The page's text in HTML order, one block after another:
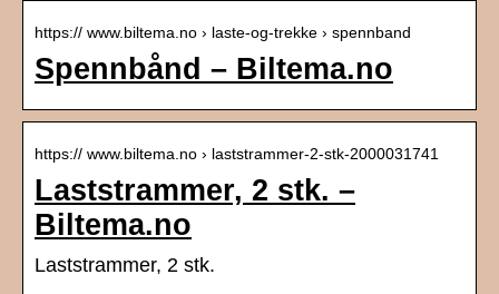
https:// www.biltema.no › laste-og-trekke › spennband
Spennbånd – Biltema.no
https:// www.biltema.no › laststrammer-2-stk-2000031741
Laststrammer, 2 stk. –
Biltema.no
Laststrammer, 2 stk.